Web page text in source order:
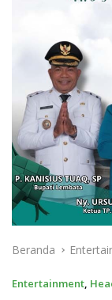
Beranda
Entertainment,